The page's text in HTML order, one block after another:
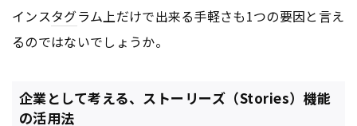
インスタグラム上だけで出来る手軽さも1つの要因と言え
るのではないでしょうか。
企業として考える、ストーリーズ（Stories）機能
の活用法